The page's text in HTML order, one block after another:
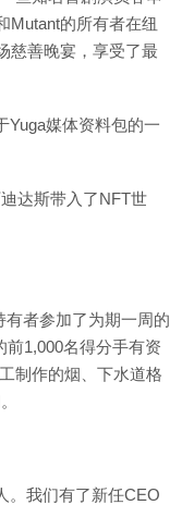
Mutant的所有者在纽
慈善晚宴，享受了最
Yuga媒体资料包的一
达斯带入了NFT世
有者参加了为期一周的
前1,000名得分手有资
制作的烟、下水道格
。我们有了新任CEO